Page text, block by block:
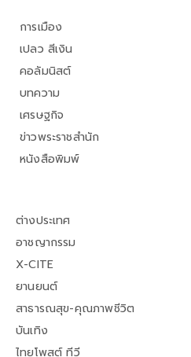
การเมือง
เปลว สีเงิน
คอลัมนิสต์
บทความ
เศรษฐกิจ
ข่าวพระราชสำนัก
หนังสือพิมพ์
ต่างประเทศ
อาชญากรรม
X-CITE
ยานยนต์
สาธารณสุข-คุณภาพชีวิต
บันเทิง
ไทยโพสต์ ทีวี